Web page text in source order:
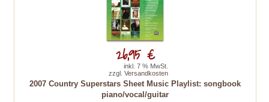
2007 Country Superstars Sheet Music Playlist: songbook
piano/vocal/guitar
26,95 €
inkl. 7 % MwSt.
zzgl. Versandkosten